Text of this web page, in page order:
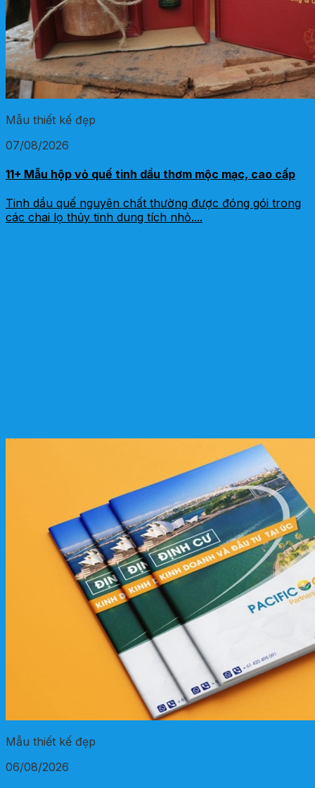
Mẫu thiết kế đẹp
07/08/2026
11+ Mẫu hộp vỏ quế tinh dầu thơm mộc mạc, cao cấp
Tinh dầu quế nguyên chất thường được đóng gói trong
các chai lọ thủy tinh dung tích nhỏ....
Mẫu thiết kế đẹp
06/08/2026